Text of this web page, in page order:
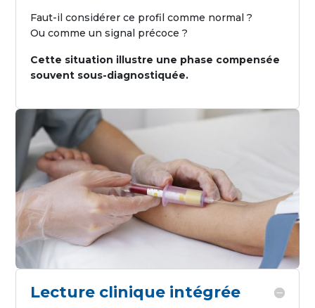
Faut-il considérer ce profil comme normal ?
Ou comme un signal précoce ?
Cette situation illustre une phase compensée
souvent sous-diagnostiquée.
Lecture clinique intégrée